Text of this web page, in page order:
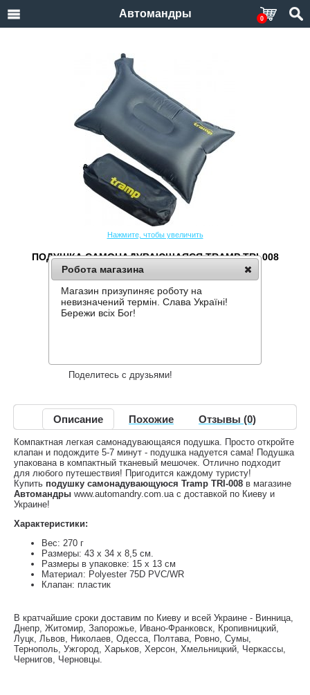
Автомандры 0
Нажмите, чтобы увеличить
ПОДУШКА САМОНАДУВАЮЩАЯСЯ TRAMP TRI-008
Производитель: Tramp
Код товара:TRI-008
Нет в наличии
Поделитесь с друзьями!
Описание Похожие Отзывы (0)
Компактная легкая самонадувающаяся подушка. Просто откройте
клапан и подождите 5-7 минут - подушка надуется сама! Подушка
упакована в компактный тканевый мешочек. Отлично подходит
для любого путешествия! Пригодится каждому туристу!
Купить подушку самонадувающуюся Tramp TRI-008 в магазине
Автомандры www.automandry.com.ua с доставкой по Киеву и
Украине!
Характеристики:
Вес: 270 г
Размеры: 43 х 34 х 8,5 см.
Размеры в упаковке: 15 х 13 см
Материал: Polyester 75D PVC/WR
Клапан: пластик
В кратчайшие сроки доставим по Киеву и всей Украине - Винница,
Днепр, Житомир, Запорожье, Ивано-Франковск, Кропивницкий,
Луцк, Львов, Николаев, Одесса, Полтава, Ровно, Сумы,
Тернополь, Ужгород, Харьков, Херсон, Хмельницкий, Черкассы,
Чернигов, Черновцы.
Робота магазина
Магазин призупиняє роботу на
невизначений термін. Слава Україні!
Бережи всіх Бог!